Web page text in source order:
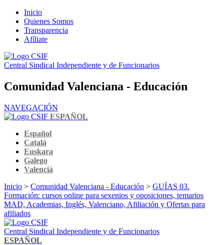
Inicio
Quienes Somos
Transparencia
Afíliate
Central Sindical Independiente y de Funcionarios
Comunidad Valenciana - Educación
NAVEGACIÓN
ESPAÑOL
Español
Català
Euskara
Galego
Valencià
Inicio > Comunidad Valenciana - Educación > GUÍAS 03.
Formación: cursos online para sexenios y oposiciones, temarios
MAD, Academias, Inglés, Valenciano, Afiliación y Ofertas para
afiliados
Central Sindical Independiente y de Funcionarios
ESPAÑOL